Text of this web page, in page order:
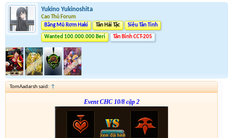
Yukino Yukinoshita
Cao Thủ Forum
Băng Mũ Rơm Haki
Tân Hải Tặc Siêu Tân Tinh
Wanted 100.000.000 Beri Tân Binh CCT-205
TomAadarsh said: ↑
Event CHC 10/8 cặp 2